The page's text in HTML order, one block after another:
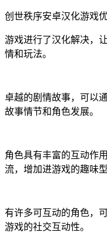
创世秩序安卓汉化游戏
游戏进行了汉化解决，
情和玩法。
卓越的剧情故事，可以
故事情节和角色发展。
角色具有丰富的互动作
流，增加进游戏的趣味
有许多可互动的角色，
游戏的社交互动性。